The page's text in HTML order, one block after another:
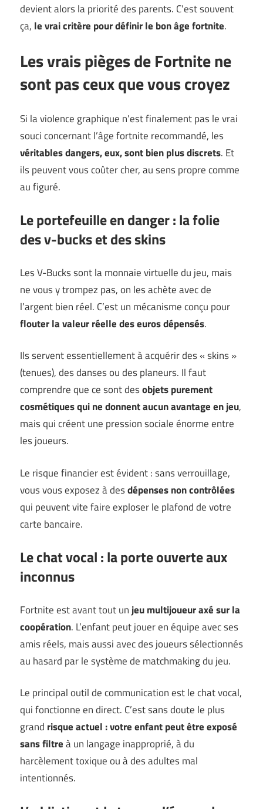
devient alors la priorité des parents. C’est souvent
ça, le vrai critère pour définir le bon âge fortnite.
Les vrais pièges de Fortnite ne
sont pas ceux que vous croyez
Si la violence graphique n’est finalement pas le vrai
souci concernant l’âge fortnite recommandé, les
véritables dangers, eux, sont bien plus discrets. Et
ils peuvent vous coûter cher, au sens propre comme
au figuré.
Le portefeuille en danger : la folie
des v-bucks et des skins
Les V-Bucks sont la monnaie virtuelle du jeu, mais
ne vous y trompez pas, on les achète avec de
l’argent bien réel. C’est un mécanisme conçu pour
flouter la valeur réelle des euros dépensés.
Ils servent essentiellement à acquérir des « skins »
(tenues), des danses ou des planeurs. Il faut
comprendre que ce sont desobjets purement
cosmétiques qui ne donnent aucun avantage en jeu,
mais qui créent une pression sociale énorme entre
les joueurs.
Le risque financier est évident : sans verrouillage,
vous vous exposez à desdépenses non contrôlées
qui peuvent vite faire exploser le plafond de votre
carte bancaire.
Le chat vocal : la porte ouverte aux
inconnus
Fortnite est avant tout un jeu multijoueur axé sur la
coopération. L’enfant peut jouer en équipe avec ses
amis réels, mais aussi avec des joueurs sélectionnés
au hasard par le système de matchmaking du jeu.
Le principal outil de communication est le chat vocal,
qui fonctionne en direct. C’est sans doute le plus
grand risque actuel : votre enfant peut être exposé
sans filtreà un langage inapproprié, à du
harcèlement toxique ou à des adultes mal
intentionnés.